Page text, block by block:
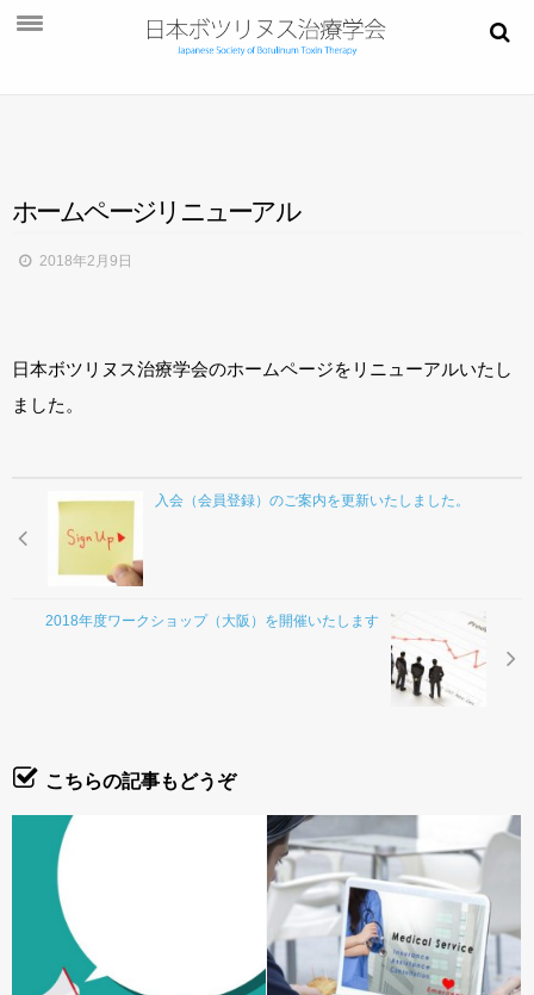
プログラム
今後・過去の学術大会
会員ページ
お問合わせ
ホームページリ ニューアル
2018年2月9日
日本ボツリヌス治療学会のホームページをリニューアルいたし
ました。
入会（会員登録）のご案内を更新いたしました。
2018年度ワークショップ（大阪）を開催いたします
こちらの記事もどうぞ